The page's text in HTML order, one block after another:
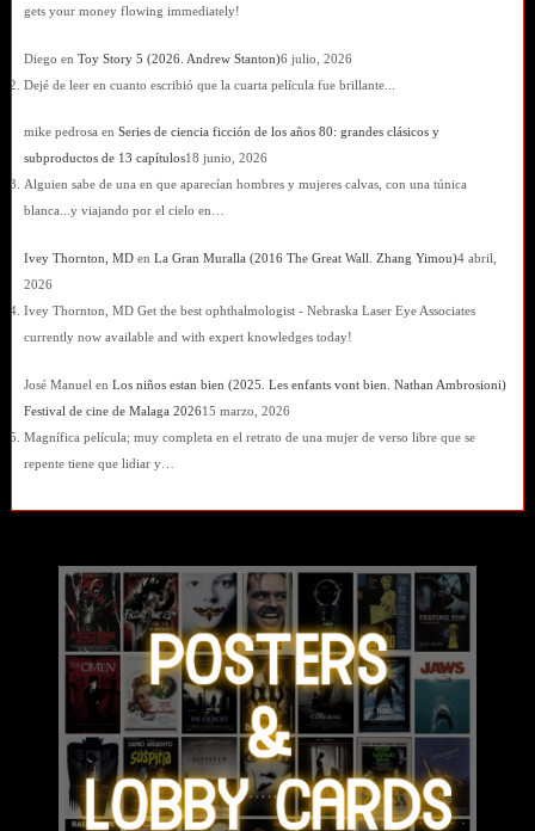
gets your money flowing immediately!
Diego en Toy Story 5 (2026. Andrew Stanton)6 julio, 2026
Dejé de leer en cuanto escribió que la cuarta película fue brillante...
mike pedrosaen Series de ciencia ficción de los años 80: grandes clásicos y
subproductos de 13 capítulos18 junio, 2026
Alguien sabe de una en que aparecían hombres y mujeres calvas, con una túnica
blanca...y viajando por el cielo en…
Ivey Thornton, MDen La Gran Muralla (2016 The Great Wall. Zhang Yimou)4 abril,
2026
Ivey Thornton, MD Get the best ophthalmologist - Nebraska Laser Eye Associates
currently now available and with expert knowledges today!
José Manuel en Los niños estan bien (2025. Les enfants vont bien. Nathan Ambrosioni)
Festival de cine de Malaga 202615 marzo, 2026
Magnífica película; muy completa en el retrato de una mujer de verso libre que se
repente tiene que lidiar y…